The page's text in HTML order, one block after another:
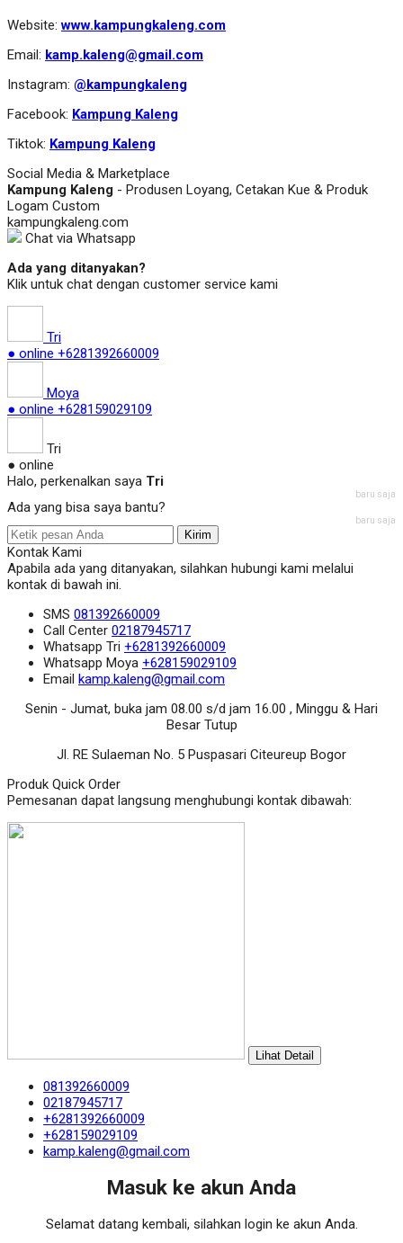
Website:www.kampungkaleng.com
Email: kamp.kaleng@gmail.com
Instagram: @kampungkaleng
Facebook: Kampung Kaleng
Tiktok: Kampung Kaleng
Social Media & Marketplace
Kampung Kaleng - Produsen Loyang, Cetakan Kue & Produk
Logam Custom
kampungkaleng.com
Chat via Whatsapp
Ada yang ditanyakan?
Klik untuk chat dengan customer service kami
Tri
● online +6281392660009
Moya
● online +628159029109
Tri
● online
Halo, perkenalkan saya Tri
baru saja
Ada yang bisa saya bantu?
baru saja
Kirim
Kontak Kami
Apabila ada yang ditanyakan, silahkan hubungi kami melalui
kontak di bawah ini.
SMS 081392660009
Call Center 02187945717
Whatsapp Tri +6281392660009
Whatsapp Moya +628159029109
Email kamp.kaleng@gmail.com
Senin - Jumat, buka jam 08.00 s/d jam 16.00 , Minggu & Hari
Besar Tutup
Jl. RE Sulaeman No. 5 Puspasari Citeureup Bogor
Produk Quick Order
Pemesanan dapat langsung menghubungi kontak dibawah:
Lihat Detail
081392660009
02187945717
+6281392660009
+628159029109
kamp.kaleng@gmail.com
Masuk ke akun Anda
Selamat datang kembali, silahkan login ke akun Anda.